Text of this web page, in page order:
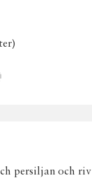
Skriv
persiljan och riv